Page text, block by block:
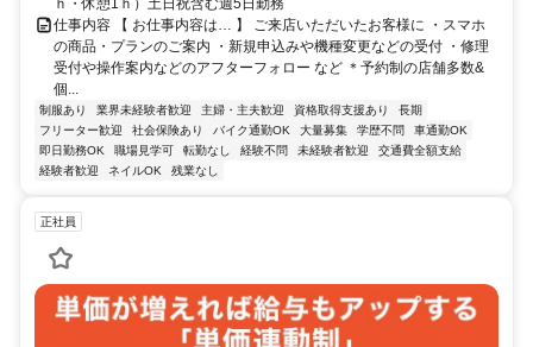
仕事内容 【 お仕事内容は… 】 ご来店いただいたお客様に ・スマホ
の商品・プランのご案内 ・新規申込みや機種変更などの受付 ・修理
受付や操作案内などのアフターフォロー など ＊予約制の店舗多数&
個...
制服あり 業界未経験者歓迎 主婦・主夫歓迎 資格取得支援あり
長期
フリーター歓迎
社会保険あり バイク通勤OK 大量募集 学歴不問
車通勤OK
即日勤務OK
職場見学可 転勤なし 経験不問 未経験者歓迎
交通費全額支給
経験者歓迎
ネイルOK 残業なし
正社員